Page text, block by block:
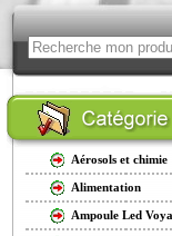
Aérosols et chimie
Alimentation
Ampoule Led